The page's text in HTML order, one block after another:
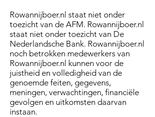
Rowannijboer.nl staat niet onder
toezicht van de AFM. Rowannijboer.nl
staat niet onder toezicht van De
Nederlandsche Bank. Rowannijboer.nl
noch betrokken medewerkers van
Rowannijboer.nl kunnen voor de
juistheid en volledigheid van de
genoemde feiten, gegevens,
meningen, verwachtingen, financiële
gevolgen en uitkomsten daarvan
instaan.